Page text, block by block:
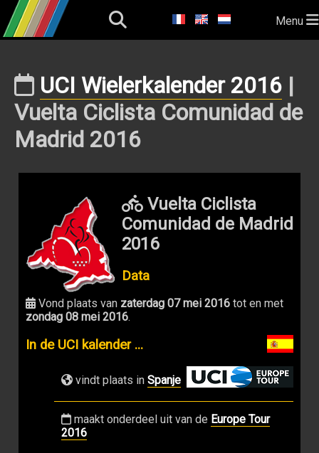
Menu
UCI Wielerkalender 2016 |
Vuelta Ciclista Comunidad de
Madrid 2016
Vuelta Ciclista
Comunidad de Madrid
2016
Data
Vond plaats van zaterdag 07 mei 2016 tot en met
zondag 08 mei 2016.
In de UCI kalender ...
vindt plaats in Spanje
maakt onderdeel uit van de Europe Tour
2016